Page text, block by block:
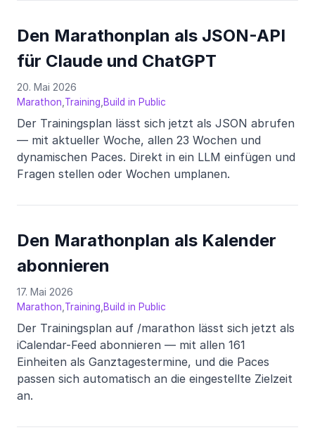
Den Marathonplan als JSON-API
für Claude und ChatGPT
20. Mai 2026
Marathon Training Build in Public
Der Trainingsplan lässt sich jetzt als JSON abrufen
— mit aktueller Woche, allen 23 Wochen und
dynamischen Paces. Direkt in ein LLM einfügen und
Fragen stellen oder Wochen umplanen.
Den Marathonplan als Kalender
abonnieren
17. Mai 2026
Marathon Training Build in Public
Der Trainingsplan auf /marathon lässt sich jetzt als
iCalendar-Feed abonnieren — mit allen 161
Einheiten als Ganztagestermine, und die Paces
passen sich automatisch an die eingestellte Zielzeit
an.